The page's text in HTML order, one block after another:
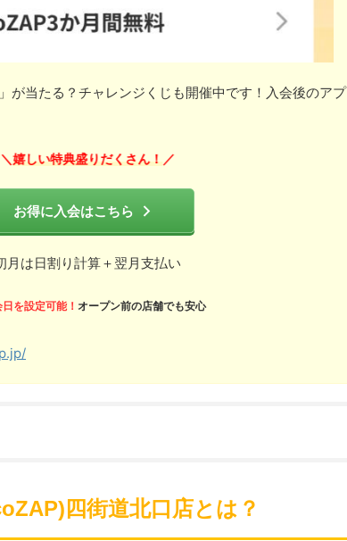
が当たる？チャレンジくじも開催中です！入会後のアプ
＼嬉しい特典盛りだくさん！ ／
お得に入会はこちら
月は日割り計算＋翌月支払い
を設定可能！ オープン前の店舗でも安心
四街道北口店とは？